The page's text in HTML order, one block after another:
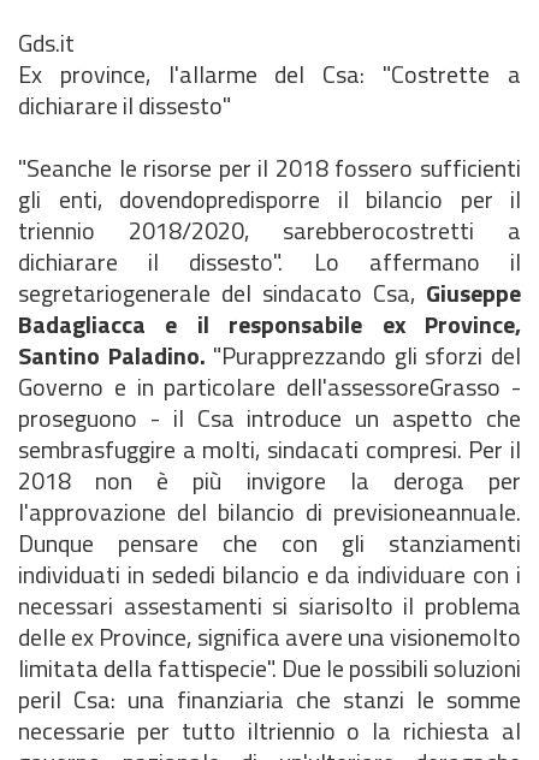
Gds.it
Ex province, l'allarme del Csa: "Costrette a
dichiarare il dissesto"
"Seanche le risorse per il 2018 fossero sufficienti
gli enti, dovendopredisporre il bilancio per il
triennio 2018/2020, sarebberocostretti a
dichiarare il dissesto". Lo affermano il
segretariogenerale del sindacato Csa, Giuseppe
Badagliacca e il responsabile ex Province,
Santino Paladino. "Purapprezzando gli sforzi del
Governo e in particolare dell'assessoreGrasso -
proseguono - il Csa introduce un aspetto che
sembrasfuggire a molti, sindacati compresi. Per il
2018 non è più invigore la deroga per
l'approvazione del bilancio di previsioneannuale.
Dunque pensare che con gli stanziamenti
individuati in sededi bilancio e da individuare con i
necessari assestamenti si siarisolto il problema
delle ex Province, significa avere una visionemolto
limitata della fattispecie". Due le possibili soluzioni
peril Csa: una finanziaria che stanzi le somme
necessarie per tutto iltriennio o la richiesta al